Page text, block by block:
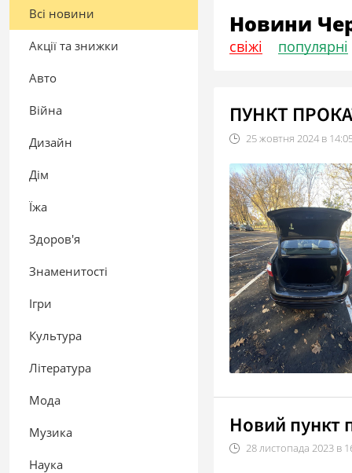
Всі новини
Акції та знижки
Авто
Війна
Дизайн
Дім
Їжа
Здоров'я
Знаменитості
Ігри
Культура
Література
Мода
Музика
Наука
Новини
свіжі популярні
ПУНКТ
25жовтня 2024 в
Новий пункт
28листопада 2023 в